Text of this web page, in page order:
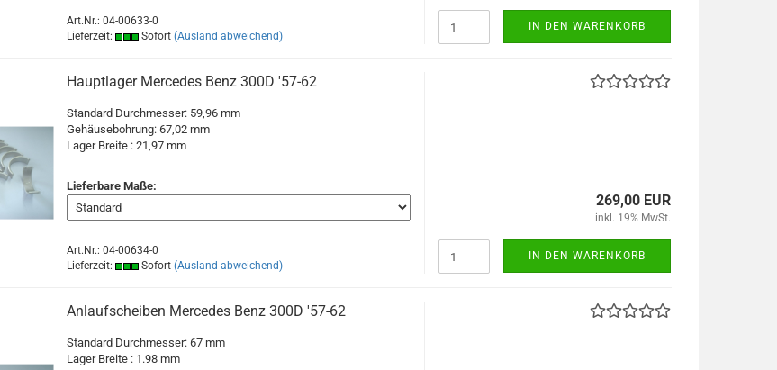
Art.Nr.: 04-00633-0
Lieferzeit:
Sofort (Ausland abweichend)
IN DEN WARENKORB
Hauptlager Mercedes Benz 300D '57-62
Standard Durchmesser: 59,96 mm
Gehäusebohrung: 67,02 mm
Lager Breite : 21,97 mm
Lieferbare Maße:
Art.Nr.: 04-00634-0
Lieferzeit:
Sofort (Ausland abweichend)
269,00 EUR
inkl. 19% MwSt.
IN DEN WARENKORB
Anlaufscheiben Mercedes Benz 300D '57-62
Standard Durchmesser: 67 mm
Lager Breite : 1.98 mm